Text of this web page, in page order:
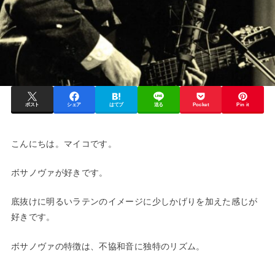
ポスト シェア はてブ 送る Pocket Pin it
こんにちは。マイコです。
ボサノヴァが好きです。
底抜けに明るいラテンのイメージに少しかげりを加えた感じが
好きです。
ボサノヴァの特徴は、不協和音に独特のリズム。